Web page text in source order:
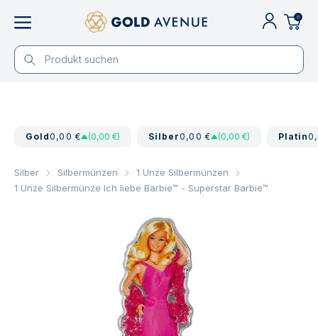
0
Gold0,00 € (0,00 €) Silber0,00 € (0,00 €) Platin
Silber Silbermünzen
1 Unze Silbermünzen
1 Unze Silbermünze Ich liebe Barbie™ - Superstar Barbie™